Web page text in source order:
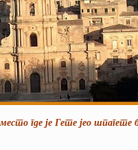
јео шпагете без